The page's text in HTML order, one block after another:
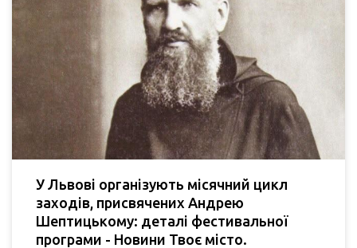
У Львові організують місячний цикл
заходів, присвячених Андрею
Шептицькому: деталі фестивальної
програми - Новини Твоє місто.